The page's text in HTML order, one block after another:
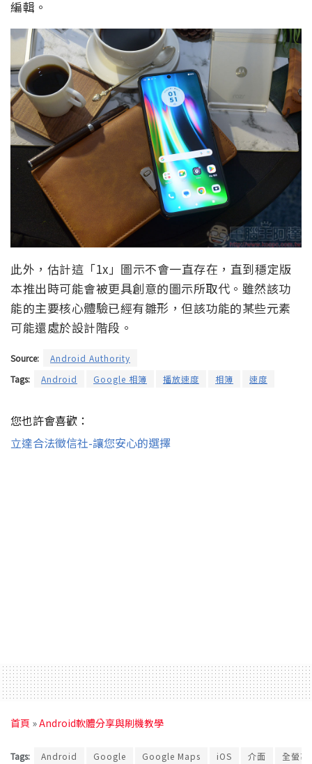
編輯。
此外，估計這「1x」圖示不會一直存在，直到穩定版
本推出時可能會被更具創意的圖示所取代。雖然該功
能的主要核心體驗已經有雛形，但該功能的某些元素
可能還處於設計階段。
Source:
Android Authority
Tags:
Android Google 相簿 播放速度 相簿 速度
您也許會喜歡：
立達合法徵信社-讓您安心的選擇
首頁 »Android軟體分享與刷機教學
Tags: Android Google Google Maps iOS 介面 全螢幕